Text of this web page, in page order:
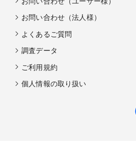
お問い合わせ（法人様）
よくあるご質問
調査データ
ご利用規約
個人情報の取り扱い